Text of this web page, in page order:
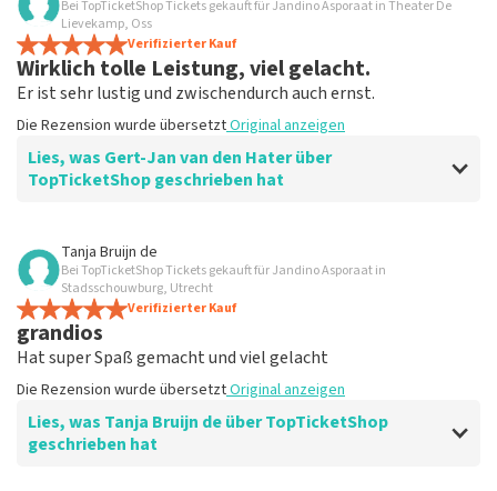
Bei TopTicketShop Tickets gekauft für Jandino Asporaat in Theater De
Lievekamp, Oss
Verifizierter Kauf
Wirklich tolle Leistung, viel gelacht.
Er ist sehr lustig und zwischendurch auch ernst.
Die Rezension wurde übersetztOriginal anzeigen
Lies, was Gert-Jan van den Hater über
TopTicketShop geschrieben hat
Bewertung von Gert-Jan van den Hater über
Gute Tickerseite, um Tickets zu kaufen.
Gute und schnelle Bearbeitung.
Die Rezension wurde übersetzt
Tanja Bruijn de
Bei TopTicketShop Tickets gekauft für Jandino Asporaat in
Stadsschouwburg, Utrecht
Verifizierter Kauf
grandios
Hat super Spaß gemacht und viel gelacht
Die Rezension wurde übersetztOriginal anzeigen
Lies, was Tanja Bruijn de über TopTicketShop
geschrieben hat